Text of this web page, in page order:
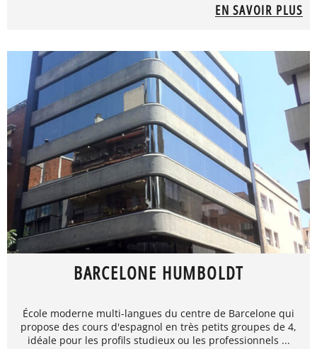
EN SAVOIR PLUS
BARCELONE HUMBOLDT
École moderne multi-langues du centre de Barcelone qui
propose des cours d'espagnol en très petits groupes de 4,
idéale pour les profils studieux ou les professionnels ...